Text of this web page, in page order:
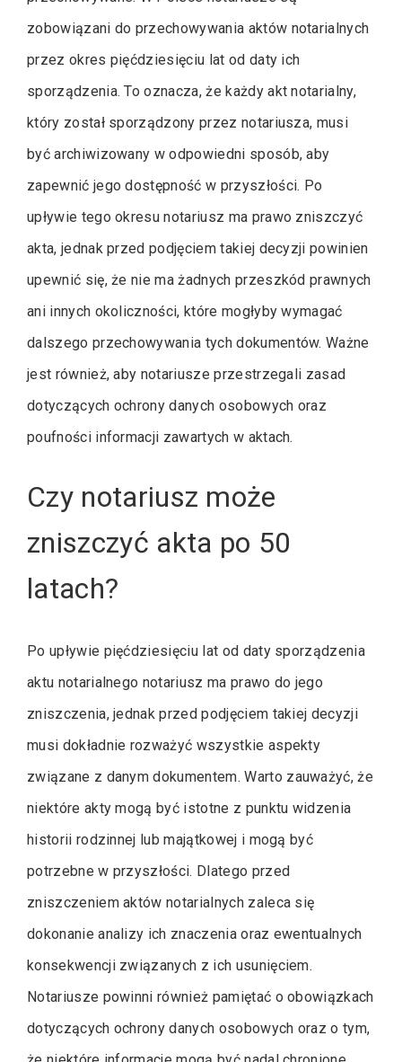
zobowiązani do przechowywania aktów notarialnych
przez okres pięćdziesięciu lat od daty ich
sporządzenia. To oznacza, że każdy akt notarialny,
który został sporządzony przez notariusza, musi
być archiwizowany w odpowiedni sposób, aby
zapewnić jego dostępność w przyszłości. Po
upływie tego okresu notariusz ma prawo zniszczyć
akta, jednak przed podjęciem takiej decyzji powinien
upewnić się, że nie ma żadnych przeszkód prawnych
ani innych okoliczności, które mogłyby wymagać
dalszego przechowywania tych dokumentów. Ważne
jest również, aby notariusze przestrzegali zasad
dotyczących ochrony danych osobowych oraz
poufności informacji zawartych w aktach.
Czy notariusz może
zniszczyć akta po 50
latach?
Po upływie pięćdziesięciu lat od daty sporządzenia
aktu notarialnego notariusz ma prawo do jego
zniszczenia, jednak przed podjęciem takiej decyzji
musi dokładnie rozważyć wszystkie aspekty
związane z danym dokumentem. Warto zauważyć, że
niektóre akty mogą być istotne z punktu widzenia
historii rodzinnej lub majątkowej i mogą być
potrzebne w przyszłości. Dlatego przed
zniszczeniem aktów notarialnych zaleca się
dokonanie analizy ich znaczenia oraz ewentualnych
konsekwencji związanych z ich usunięciem.
Notariusze powinni również pamiętać o obowiązkach
dotyczących ochrony danych osobowych oraz o tym,